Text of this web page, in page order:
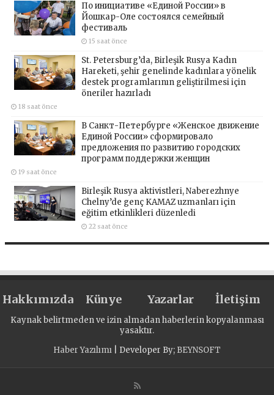
По инициативе «Единой России» в
Йошкар-Оле состоялся семейный
фестиваль
15 saat önce
St. Petersburg’da, Birleşik Rusya Kadın
Hareketi, şehir genelinde kadınlara yönelik
destek programlarının geliştirilmesi için
öneriler hazırladı
18 saat önce
В Санкт-Петербурге «Женское движение
Единой России» сформировало
предложения по развитию городских
программ поддержки женщин
19 saat önce
Birleşik Rusya aktivistleri, Naberezhnye
Chelny’de genç KAMAZ uzmanları için
eğitim etkinlikleri düzenledi
22 saat önce
Hakkımızda Künye Yazarlar İletişim
Kaynak belirtmeden ve izin almadan haberlerin kopyalanması
yasaktır.
Haber Yazılımı | Developer By; BEYNSOFT